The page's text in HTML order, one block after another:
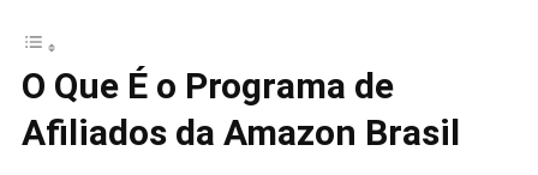
O Que É o Programa de
Afiliados da Amazon Brasil